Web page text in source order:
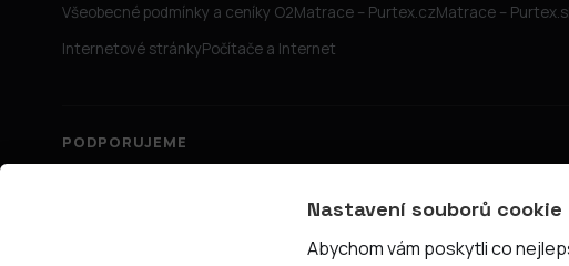
Všeobecné podmínky a ceníky O2Matrace – Purtex.czMatrace –
Internetové stránkyPočítače a Internet
PODPORUJEME
© 2026 PřipojTo.cz — KUBE Units s.r.o., IČ 06731465
Nastavení souborů cookie
Abychom vám poskytli co